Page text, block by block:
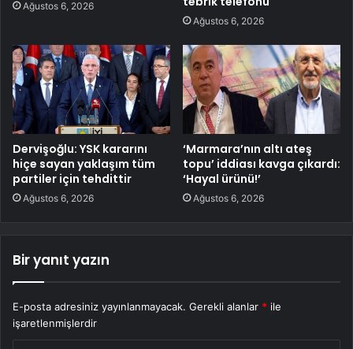
Ağustos 6, 2026
Ağustos 6, 2026
Dervişoğlu: YSK kararını
hiçe sayan yaklaşım tüm
partiler için tehdittir
Ağustos 6, 2026
‘Marmara’nın altı ateş
topu’ iddiası kavga çıkardı:
‘Hayal ürünü!’
Ağustos 6, 2026
Bir yanıt yazın
E-posta adresiniz yayınlanmayacak. Gerekli alanlar * ile
işaretlenmişlerdir